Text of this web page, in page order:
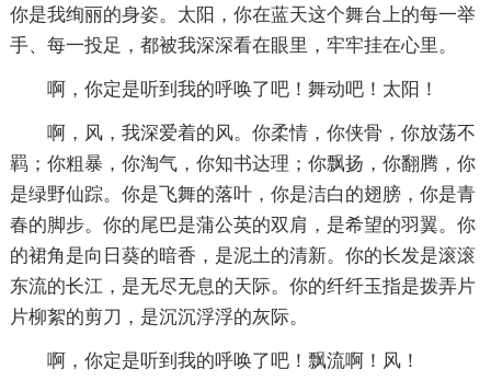
你是我绚丽的身姿。太阳，你在蓝天这个舞台上的每一举
手、每一投足，都被我深深看在眼里，牢牢挂在心里。
啊，你定是听到我的呼唤了吧！舞动吧！太阳！
啊，风，我深爱着的风。你柔情，你侠骨，你放荡不
羁；你粗暴，你淘气，你知书达理；你飘扬，你翻腾，你
是绿野仙踪。你是飞舞的落叶，你是洁白的翅膀，你是青
春的脚步。你的尾巴是蒲公英的双肩，是希望的羽翼。你
的裙角是向日葵的暗香，是泥土的清新。你的长发是滚滚
东流的长江，是无尽无息的天际。你的纤纤玉指是拨弄片
片柳絮的剪刀，是沉沉浮浮的灰际。
啊，你定是听到我的呼唤了吧！飘流啊！风！